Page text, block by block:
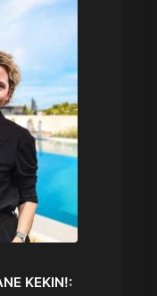
KEKIN!: